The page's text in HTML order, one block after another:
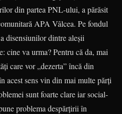
din partea PNL-ului, a părăsit
APA Vâlcea. Pe fondul
disensiunilor dintre aleșii
cine va urma? Pentru că da, mai
care vor „dezerta” încă din
acest sens vin din mai multe părți
sunt foarte clare iar social-
problema despărțirii în